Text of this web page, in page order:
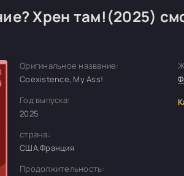
Хрен там!(2025)
Оригинальное название:
Coexistence, My Ass!
Год выпуска:
2025
страна:
США,Франция
Продолжительность: